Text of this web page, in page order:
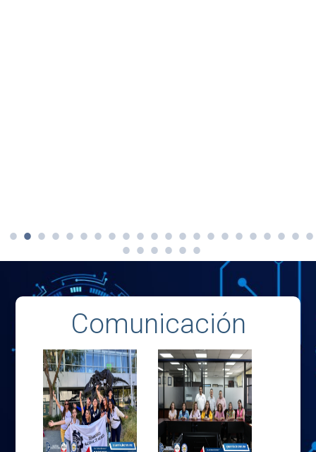
Comunicación